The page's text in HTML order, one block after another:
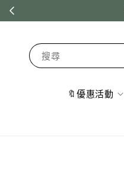
搜尋
🔖優惠活動